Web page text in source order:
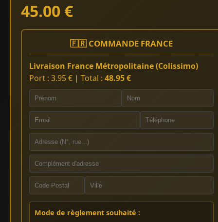
45.00 €
🇫🇷 COMMANDE FRANCE
Livraison France Métropolitaine (Colissimo)
Port : 3.95 € | Total : 48.95 €
Mode de règlement souhaité :